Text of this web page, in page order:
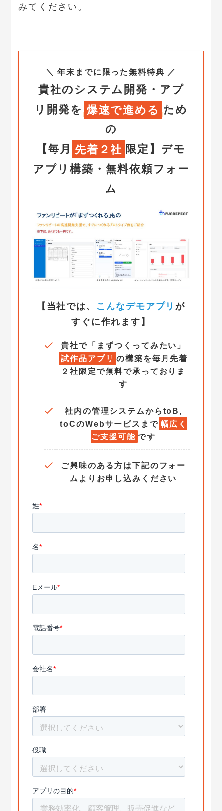
みてください。
＼ 年末までに限った無料特典 ／
貴社のシステム開発・アプ
リ開発を 爆速で進める ため
の
【毎月 先着２社 限定】 デモ
アプリ構築・無料依頼フォー
ム
【当社では、 こんなデモアプリ が
すぐに作れます】
貴社で「まずつくってみたい」
試作品アプリ の構築を毎月先着
２社限定で無料で承っておりま
す
社内の管理システムからtoB,
toCのWebサービスまで 幅広く
ご支援可能 です
ご興味のある方は下記のフォー
ムよりお申し込みください